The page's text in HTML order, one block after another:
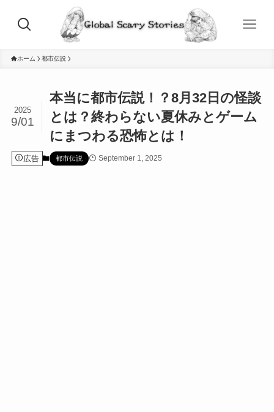
ホーム 都市伝説
本当に都市伝説！？8月32日の怪談
とは？終わらない夏休みとゲーム
にまつわる恐怖とは！
2025
9/01
広告 都市伝説 September 1, 2025